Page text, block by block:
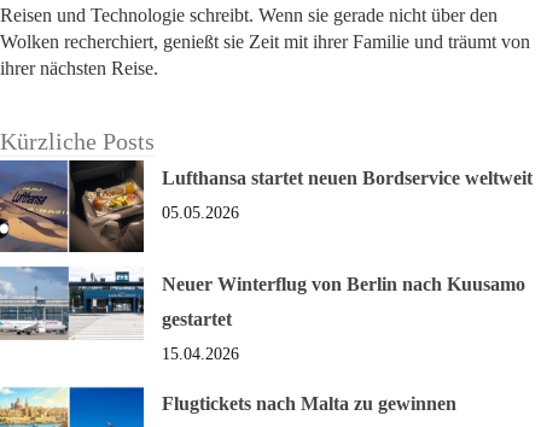
Reisen und Technologie schreibt. Wenn sie gerade nicht über den
Wolken recherchiert, genießt sie Zeit mit ihrer Familie und träumt von
ihrer nächsten Reise.
Kürzliche Posts
Lufthansa startet neuen Bordservice weltweit
05.05.2026
Neuer Winterflug von Berlin nach Kuusamo
gestartet
15.04.2026
Flugtickets nach Malta zu gewinnen